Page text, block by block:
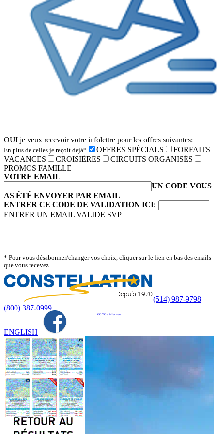
OUI je veux recevoir votre infolettre pour les offres suivantes:
En plus de celles je reçoit déjà* OFFRES SPÉCIALS
FORFAITS
VACANCES
CROISIÈRES
CIRCUITS ORGANISÉS
PROMOS FAMILLE
VOTRE EMAIL
UN CODE VOUS
AS ÉTÉ ENVOYER PAR EMAIL
ENTRER CE CODE DE VALIDATION ICI:
ENTRER UN EMAIL VALIDE SVP
* Pour vous désabonner/changer vos choix, cliquer sur le lien en bas des emails
que vous recevez.
(514) 987-9798
(800) 387-0999
GO TO / Aller vers
ENGLISH